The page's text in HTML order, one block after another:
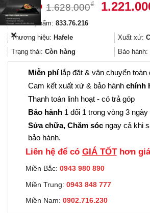
1.628.000₫
Giá
Mã sản phẩm: 833.76.216
Thương hiệu: Hafele Xuất xứ:
Trạng thái: Còn hàng Bảo hành:
Miễn phílắp đặt & vận chuyển toàn
Cam kết xuất xứ & bảo hành chính
Thanh toán linh hoạt - có trả góp
Bảo hành 1 đổi 1 trong vòng 3 ngày
Sửa chữa, Chăm sóc ngay cả khi
bảo hành.
Liên hệ để có GIÁ TỐThơn
Miền Bắc: 0943 980 890
Miền Trung: 0943 848 777
Miền Nam: 0902.716.230
✕